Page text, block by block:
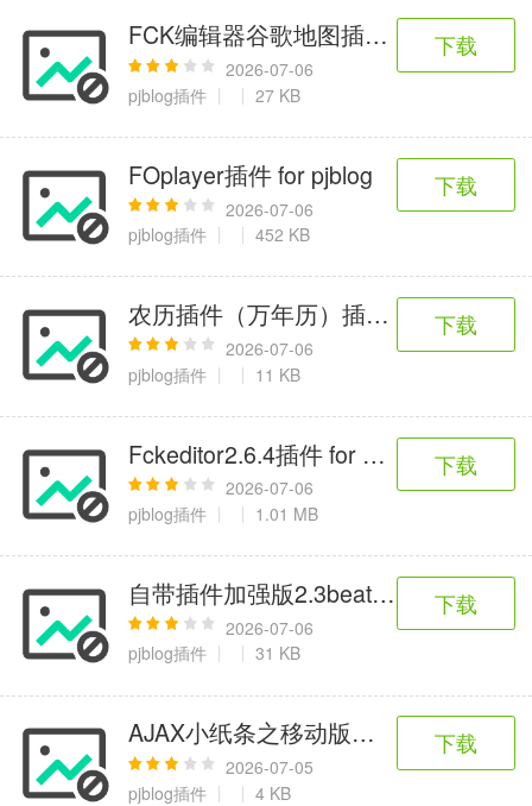
FCK编辑器谷歌地图插件 for pjblog
2026-07-06
pjblog插件
27 KB
下载
FOplayer插件 for pjblog
2026-07-06
pjblog插件
452 KB
下载
农历插件（万年历）插件 for pjblog
2026-07-06
pjblog插件
11 KB
下载
Fckeditor2.6.4插件 for pjblog
2026-07-06
pjblog插件
1.01 MB
下载
自带插件加强版2.3beat插件for p-jblog
2026-07-06
pjblog插件
31 KB
下载
AJAX小纸条之移动版插件 for pjblog
2026-07-05
pjblog插件
4 KB
下载